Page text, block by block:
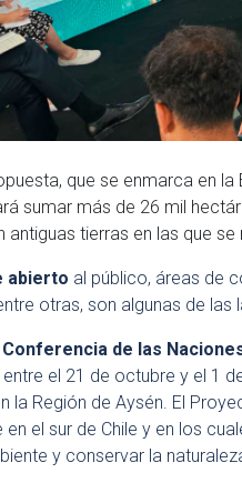
que se enmarca en
sumar más de 26 mil
antiguas tierras en las que
abierto al público, áreas de
otras, son algunas de
Conferencia de las
el 21 de octubre y el 1
la Región de Aysén. El
en el sur de Chile y en los
y conservar la